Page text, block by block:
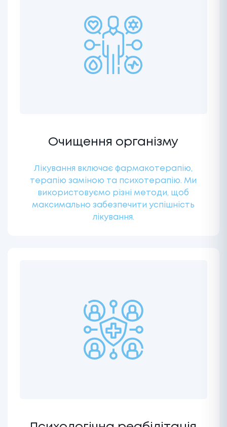
Очищення організму
Лікування включає фармакотерапію,
терапію заміною та психотерапію. Ми
використовуємо різні методи, щоб
максимально забезпечити успішність
лікування.